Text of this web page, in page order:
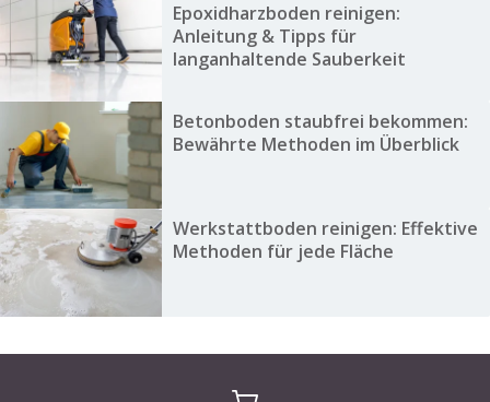
Epoxidharzboden reinigen:
Anleitung & Tipps für
langanhaltende Sauberkeit
Betonboden staubfrei bekommen:
Bewährte Methoden im Überblick
Werkstattboden reinigen: Effektive
Methoden für jede Fläche